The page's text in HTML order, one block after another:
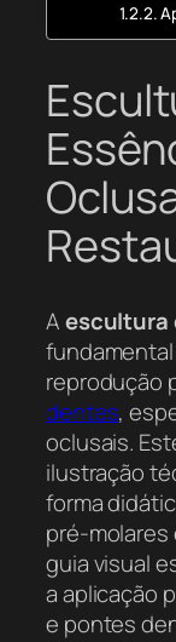
Aescultura
reprodução
dentes,
oclusais.
ilustração
forma
pré-molares
guia visual
a aplicação
e pontes